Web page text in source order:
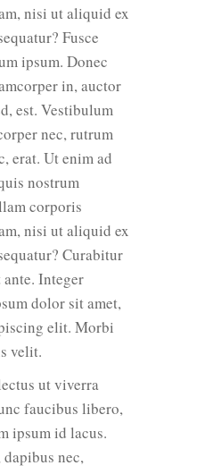
nisi ut aliquid ex
Fusce
ipsum. Donec
in, auctor
est. Vestibulum
nec, rutrum
erat. Ut enim ad
nostrum
corporis
nisi ut aliquid ex
Curabitur
Integer
dolor sit amet,
elit. Morbi
velit.
ut viverra
faucibus libero,
ipsum id lacus.
nec,